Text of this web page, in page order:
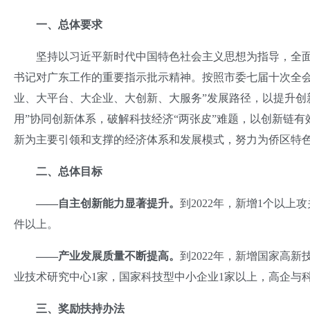
一、总体要求
坚持以习近平新时代中国特色社会主义思想为指导，全
书记对广东工作的重要指示批示精神。按照市委七届十次全
业、大平台、大企业、大创新、大服务”发展路径，以提升
用”协同创新体系，破解科技经济“两张皮”难题，以创新链
新为主要引领和支撑的经济体系和发展模式，努力为侨区特
二、总体目标
——自主创新能力显著提升。 到2022年，新增1个以上
件以上。
——产业发展质量不断提高。 到2022年，新增国家高新
业技术研究中心1家，国家科技型中小企业1家以上，高企与
三、奖励扶持办法